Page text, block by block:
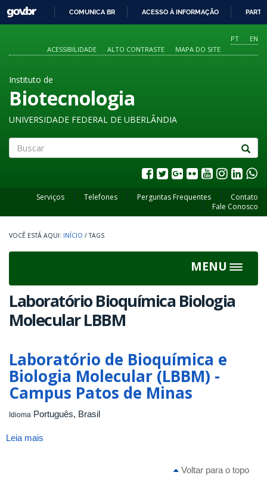
O
CONTEÚDO
GOVBR
COMUNICA BR ACESSO À INFORMAÇÃO
PT
EN
ACESSIBILIDADE
ALTO CONTRASTE MAPA DO SITE
Instituto de
Biotecnologia
UNIVERSIDADE FEDERAL DE UBERLÂNDIA
Serviços Telefones Perguntas Frequentes
Contato
Fale Conosco
INÍCIO / TAGS
MENU
Toggle
Laboratório Bioquímica Biologia
Molecular LBBM
Laboratório de Bioquímica e
Biologia Molecular (LBBM) -
Campus Patos de Minas
Idioma Português, Brasil
Leia mais
Voltar para o topo